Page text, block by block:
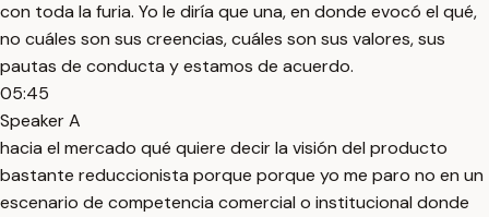
con toda la furia. Yo le diría que una, en donde evocó el qué,
no cuáles son sus creencias, cuáles son sus valores, sus
pautas de conducta y estamos de acuerdo.
05:45
Speaker A
hacia el mercado qué quiere decir la visión del producto
bastante reduccionista porque porque yo me paro no en un
escenario de competencia comercial o institucional donde